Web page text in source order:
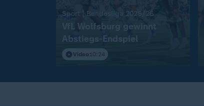
Sport | Bundesliga 2025/26:
VfL Wolfsburg gewinnt
Abstiegs-Endspiel
Video 10:24